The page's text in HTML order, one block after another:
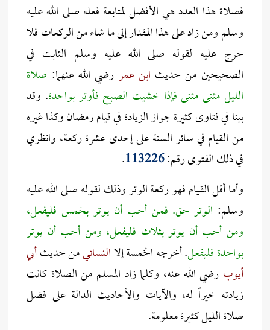
فصلاة هذا العدد هي الأفضل لمتابعة فعله صلى الله عليه
وسلم ومن زاد على هذا المقدار إلى ما شاء من الركعات فلا
حرج عليه لقوله صلى الله عليه وسلم الثابت في
الصحيحين من حديث ابن عمر رضي الله عنهما: صلاة
الليل مثنى مثنى فإذا خشيت الصبح فأوتر بواحدة. وقد
بينا في فتاوى كثيرة جواز الزيادة في قيام رمضان وكذا غيره
من القيام في سائر السنة على إحدى عشرة ركعة، وانظري
في ذلك الفتوى رقم:113226
.
وأما أقل القيام فهو ركعة الوتر وذلك لقوله صلى الله عليه
وسلم: الوتر حق. فمن أحب أن يوتر بخمس فليفعل،
ومن أحب أن يوتر بثلاث فليفعل، ومن أحب أن يوتر
بواحدة فليفعل. أخرجه الخمسة إلاالنسائيمن حديثأبي
أيوب رضي الله عنه، وكلما زاد المسلم من الصلاة كانت
زيادته خيراً له، والآيات والأحاديث الدالة على فضل
صلاة الليل كثيرة معلومة.